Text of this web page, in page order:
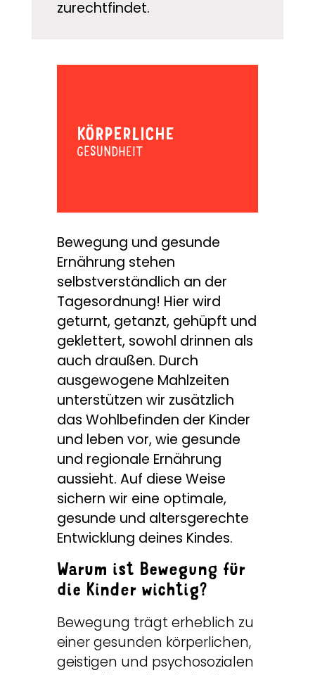
zurechtfindet.
KÖRPERLICHE
GESUNDHEIT
Bewegung und gesunde
Ernährung stehen
selbstverständlich an der
Tagesordnung! Hier wird
geturnt, getanzt, gehüpft und
geklettert, sowohl drinnen als
auch draußen. Durch
ausgewogene Mahlzeiten
unterstützen wir zusätzlich
das Wohlbefinden der Kinder
und leben vor, wie gesunde
und regionale Ernährung
aussieht. Auf diese Weise
sichern wir eine optimale,
gesunde und altersgerechte
Entwicklung deines Kindes.
Warum ist Bewegung für
die Kinder wichtig?
Bewegung trägt erheblich zu
einer gesunden körperlichen,
geistigen und psychosozialen